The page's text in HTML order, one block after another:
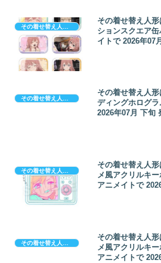
その着せ替え人
ションスクエア
イトで 2026年07
その着せ替え人形は恋をする
その着せ替え人
ディングホログ
2026年07月 下旬
その着せ替え人形は恋をする
その着せ替え人
メ風アクリルキ
アニメイトで
その着せ替え人
メ風アクリルキ
アニメイトで